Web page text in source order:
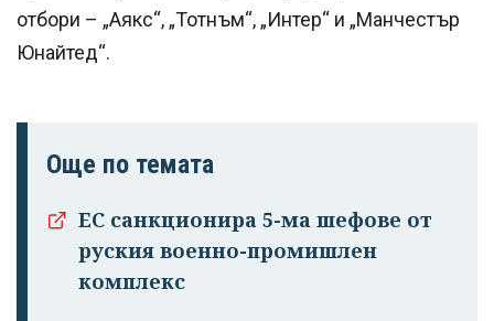
отбори – „Аякс“, „Тотнъм“, „Интер“ и „Манчестър
Юнайтед“.
Още по темата
ЕС санкционира 5-ма шефове от
руския военно-промишлен
комплекс